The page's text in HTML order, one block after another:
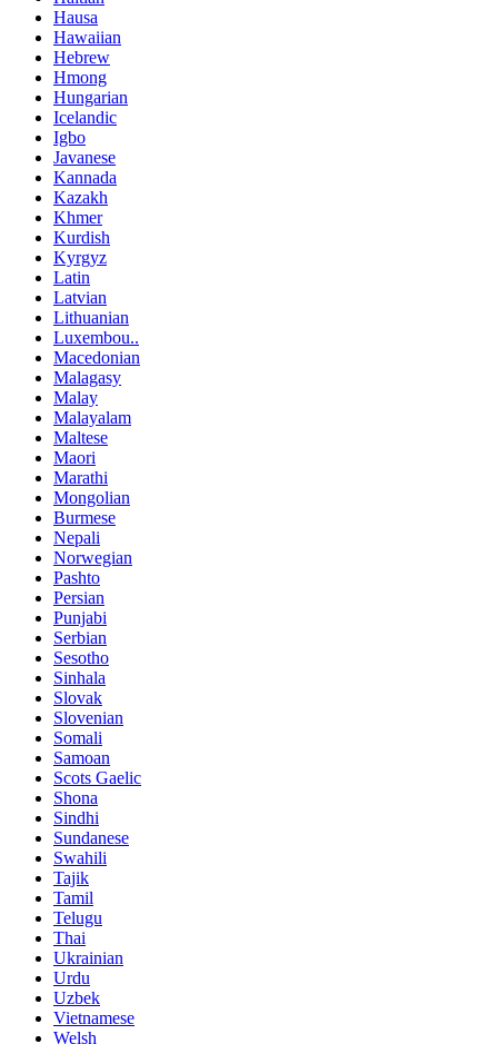
Hausa
Hawaiian
Hebrew
Hmong
Hungarian
Icelandic
Igbo
Javanese
Kannada
Kazakh
Khmer
Kurdish
Kyrgyz
Latin
Latvian
Lithuanian
Luxembou..
Macedonian
Malagasy
Malay
Malayalam
Maltese
Maori
Marathi
Mongolian
Burmese
Nepali
Norwegian
Pashto
Persian
Punjabi
Serbian
Sesotho
Sinhala
Slovak
Slovenian
Somali
Samoan
Scots Gaelic
Shona
Sindhi
Sundanese
Swahili
Tajik
Tamil
Telugu
Thai
Ukrainian
Urdu
Uzbek
Vietnamese
Welsh